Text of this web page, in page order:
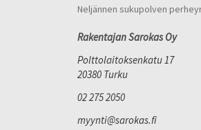
Neljännen sukupolven
Rakentajan Sarokas Oy
Polttolaitoksenkatu 17
20380 Turku
02 275 2050
myynti@sarokas.fi